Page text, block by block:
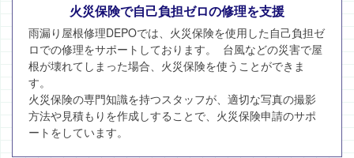
火災保険で自己負担ゼロの修理を支援
雨漏り屋根修理DEPOでは、火災保険を使用した自己負担ゼ
ロでの修理をサポートしております。 台風などの災害で屋
根が壊れてしまった場合、火災保険を使うことができま
す。
火災保険の専門知識を持つスタッフが、適切な写真の撮影
方法や見積もりを作成しすることで、火災保険申請のサポ
ートをしています。